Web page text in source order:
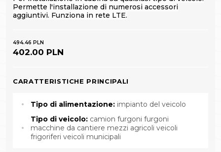
Permette l'installazione di numerosi accessori
aggiuntivi. Funziona in rete LTE.
494.46 PLN
402.00 PLN
CARATTERISTICHE PRINCIPALI
Tipo di alimentazione: impianto del veicolo
Tipo di veicolo: camion furgoni furgoni
macchine da cantiere mezzi agricoli veicoli
frigoriferi veicoli municipali